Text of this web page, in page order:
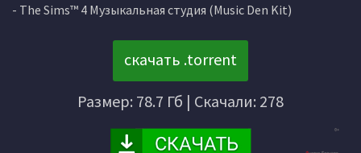
- The Sims™ 4 Музыкальная студия (Music Den Kit)
скачать .torrent
Размер: 78.7 Гб | Скачали: 278